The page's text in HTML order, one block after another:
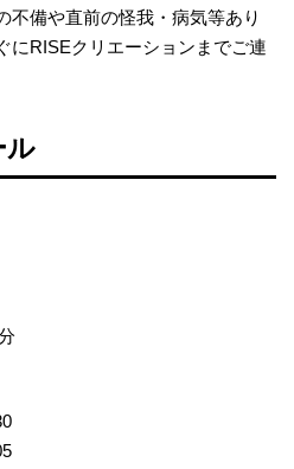
不備や直前の怪我・病気等あり
にRISEクリエーションまでご連
ル